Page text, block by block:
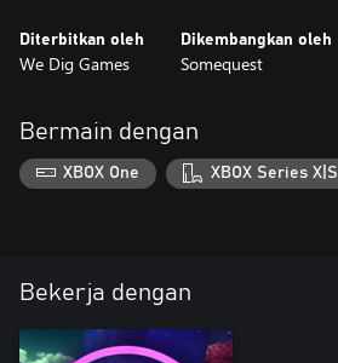
Diterbitkan oleh
We Dig Games
Dikembangkan oleh
Somequest
Bermain dengan
XBOX One XBOX Series X|S
Bekerja dengan